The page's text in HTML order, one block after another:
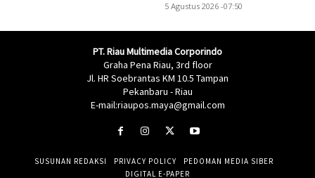
5 Agustus 2026 -07:50
PT. Riau Multimedia Corporindo
Graha Pena Riau, 3rd floor
Jl. HR Soebrantas KM 10.5 Tampan
Pekanbaru - Riau
E-mail:riaupos.maya@gmail.com
SUSUNAN REDAKSI PRIVACY POLICY
PEDOMAN MEDIA SIBER
DIGITAL E-PAPER